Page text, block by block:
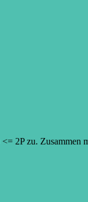
2P zu. Zusammen